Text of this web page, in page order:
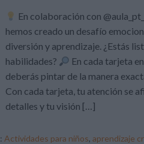
En colaboración con
hemos creado un desafío
diversión y aprendizaje. ¿Estás
habilidades?
En cada tarjeta
deberás pintar de la manera
Con cada tarjeta, tu atención se
detalles y tu visión […]
Actividades para niños, aprendizaje